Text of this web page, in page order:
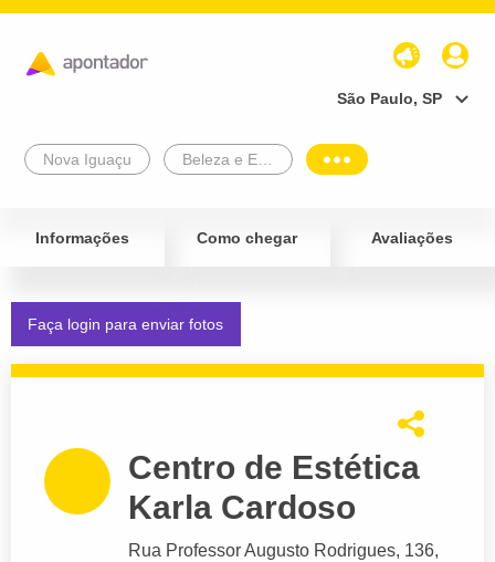
São Paulo, SP
Nova Iguaçu
Informações Como chegar Avaliações
Faça login para enviar fotos
Centro de Estética
Karla Cardoso
Rua Professor Augusto Rodrigues, 136,